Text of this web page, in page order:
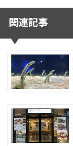
関連記事